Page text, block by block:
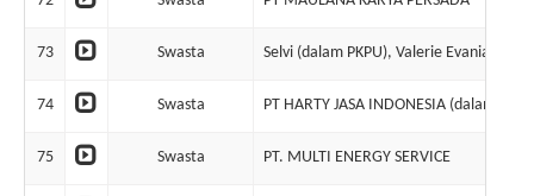
73 Swasta Selvi (dalam PKPU), Valerie Evania Lim
74 Swasta PT HARTY JASA INDONESIA (dalam
75 Swasta PT. MULTI ENERGY SERVICE